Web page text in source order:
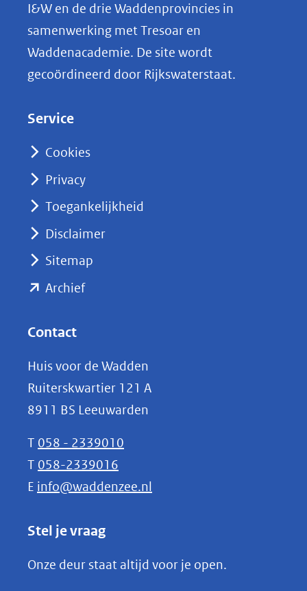
k
e
nieuw
naar
I&W en de drie Waddenprovincies in
samenwerking met Tresoar en
Waddenacademie. De site wordt
gecoördineerd door Rijkswaterstaat.
Service
Cookies
Privacy
Toegankelijkheid
Disclaimer
Sitemap
Archief(opent
(verwijst
naar
een
andere
website)
Contact
Huis voor de Wadden
Ruiterskwartier 121 A
8911 BS Leeuwarden
T 058 - 2339010
T 058-2339016
E info@waddenzee.nl
Stel je vraag
Onze deur staat altijd voor je open.